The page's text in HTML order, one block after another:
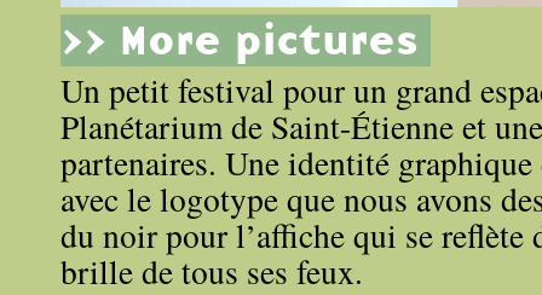
>> More pictures
Un petit festival pour un grand
Planétarium de Saint-Étienne et
partenaires. Une identité
avec le logotype que nous avons
du noir pour l’affiche qui se reflète
brille de tous ses feux.